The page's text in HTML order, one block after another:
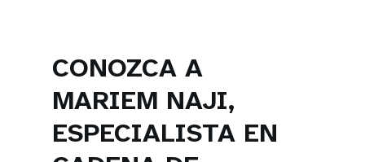
CONOZCA A
MARIEM NAJI,
ESPECIALISTA EN